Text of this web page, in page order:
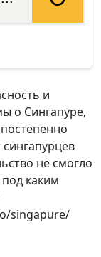
и
о Сингапуре,
не смогло
каким
singapure/